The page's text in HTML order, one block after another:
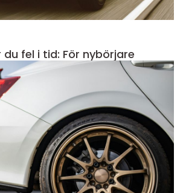
fel i tid: För nybörjare